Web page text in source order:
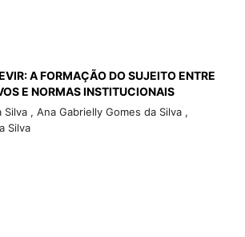
A FORMAÇÃO DO SUJEITO ENTRE
E NORMAS INSTITUCIONAIS
, Ana Gabrielly Gomes da Silva ,
Silva